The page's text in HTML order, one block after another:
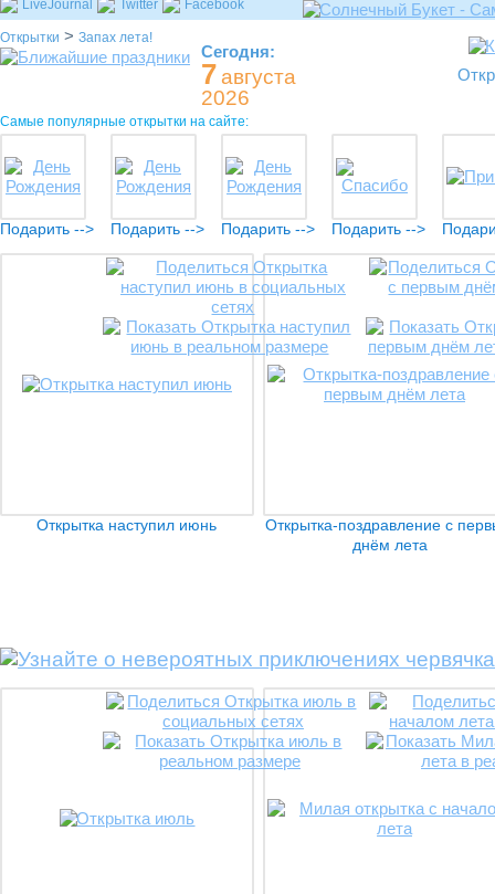
LiveJournal Twitter Facebook
Открытки > Запах лета!
Сегодня:
7августа
2026
Самые популярные открытки на сайте:
Подарить --> Подарить --> Подарить --> Подарить -->
Открытка наступил июнь
Открытка-поздравление с
днём лета